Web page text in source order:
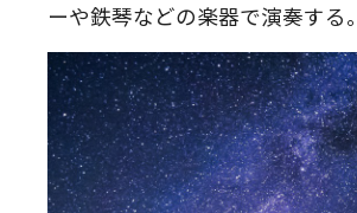
ーや鉄琴などの楽器で演奏する。